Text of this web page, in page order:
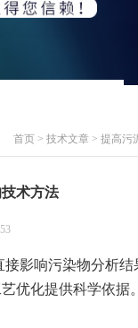
首页 > 技术文章 > 提高污
术方法
影响污染物分析
优化提供科学依据。